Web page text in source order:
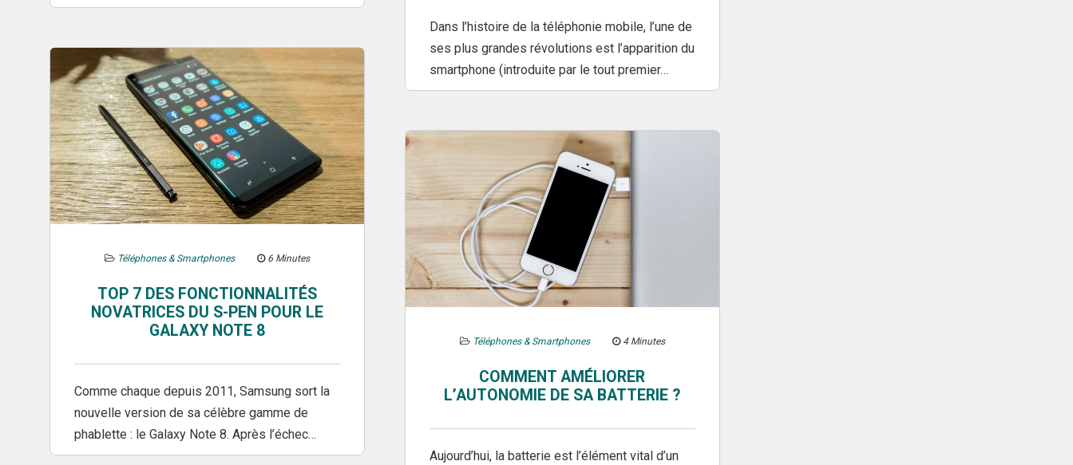
Dans l’histoire de la téléphonie mobile, l’une de
ses plus grandes révolutions est l’apparition du
smartphone (introduite par le tout premier…
Téléphones & Smartphones 6 Minutes
TOP 7 DES FONCTIONNALITÉS
NOVATRICES DU S-PEN POUR LE
GALAXY NOTE 8
Comme chaque depuis 2011, Samsung sort la
nouvelle version de sa célèbre gamme de
phablette : le Galaxy Note 8. Après l’échec…
Téléphones & Smartphones 4 Minutes
COMMENT AMÉLIORER
L’AUTONOMIE DE SA BATTERIE ?
Aujourd’hui, la batterie est l’élément vital d’un